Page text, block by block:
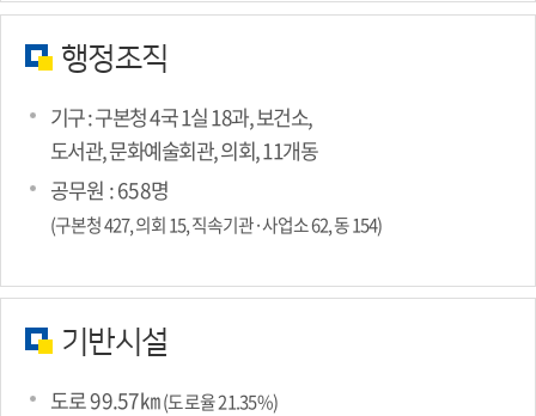
행정조직
기구 : 구본청 4국 1실 18과, 보건소,
도서관, 문화예술회관, 의회, 11개동
공무원 : 658명
(구본청 427, 의회 15, 직속기관·사업소 62, 동 154)
기반시설
도로 99.57㎞(도로율 21.35%)